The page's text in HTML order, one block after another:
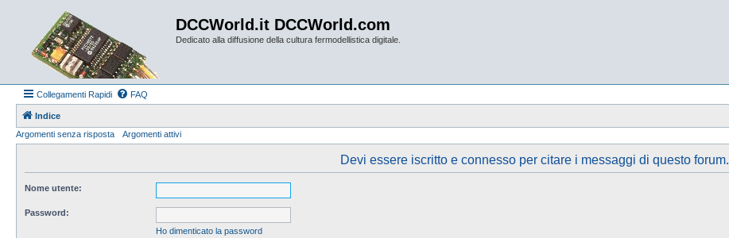
DCCWorld.it DCCWorld.com
Dedicato alla diffusione della cultura fermodellistica digitale.
Collegamenti Rapidi FAQ
Indice
Argomenti senza risposta
Argomenti attivi
Devi essere iscritto e connesso per citare i messaggi di questo forum.
Nome utente:
Password:
Ho dimenticato la password